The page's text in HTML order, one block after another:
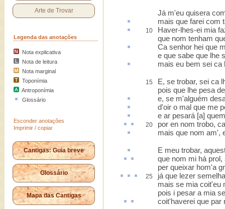
Arte de Trovar
Legenda das anotações
Nota explicativa
Nota de leitura
Nota marginal
Toponímia
Antroponímia
Glossário
Esconder anotações
Imprimir / copiar
Cantigas: Guia breve
Glossário
Mapa das Cantigas
Já m'eu quisera
mais que farei com
10 Haver-lhes-ei mia
que nom tenham
Ca senhor hei que
e que sabe que lhe
mais eu bem sei ca
15
E, se trobar, sei ca
pois que lhe pesa
e, se m'alguém
d'oir o mal que me
e ar pesará [a]
20 por en nom trobo,
mais que nom am',
E meu trobar,
que nom mi há prol,
per queixar hom'a
25 já que lezer semelha
mais se mia coit'eu
pois i pesar a mia
coit'haverei que par